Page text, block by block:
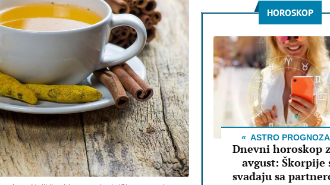
HOROSKOP
ASTRO PROGNOZA
Dnevni horoskop
avgust: Škorpije
svađaju sa